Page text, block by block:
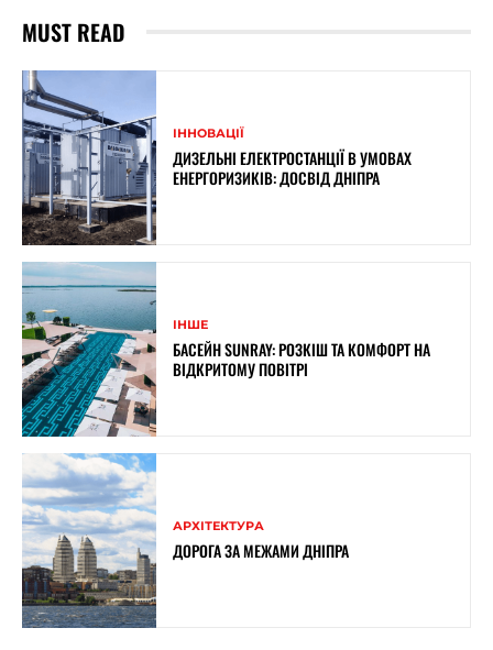
MUST READ
ІННОВАЦІЇ
ДИЗЕЛЬНІ ЕЛЕКТРОСТАНЦІЇ В УМОВАХ
ЕНЕРГОРИЗИКІВ: ДОСВІД ДНІПРА
ІНШЕ
БАСЕЙН SUNRAY: РОЗКІШ ТА КОМФОРТ НА
ВІДКРИТОМУ ПОВІТРІ
АРХІТЕКТУРА
ДОРОГА ЗА МЕЖАМИ ДНІПРА